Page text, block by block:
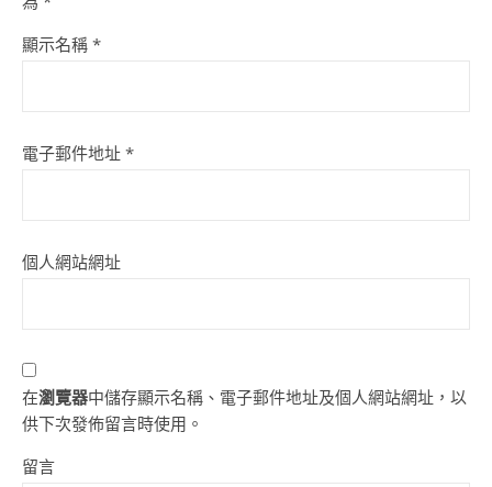
顯示名稱 *
電子郵件地址 *
個人網站網址
在瀏覽器中儲存顯示名稱、電子郵件地址及個人網站網址，以
供下次發佈留言時使用。
留言